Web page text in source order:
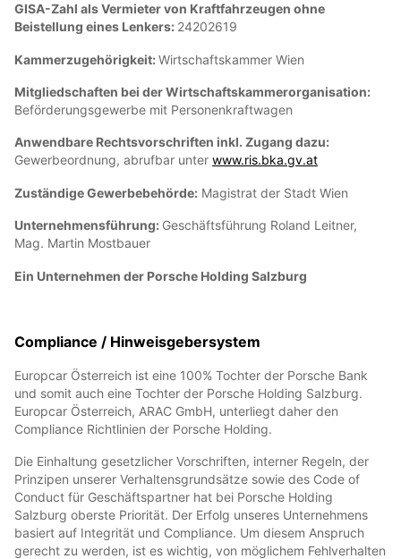
GISA-Zahl als Vermieter von Kraftfahrzeugen ohne
Beistellung eines Lenkers: 24202619
Kammerzugehörigkeit:Wirtschaftskammer Wien
Mitgliedschaften bei der Wirtschaftskammerorganisation:
Beförderungsgewerbe mit Personenkraftwagen
Anwendbare Rechtsvorschriften inkl. Zugang dazu:
Gewerbeordnung, abrufbar unter www.ris.bka.gv.at
Zuständige Gewerbebehörde: Magistrat der Stadt Wien
Unternehmensführung: Geschäftsführung Roland Leitner,
Mag. Martin Mostbauer
Ein Unternehmen der Porsche Holding Salzburg
Compliance / Hinweisgebersystem
Europcar Österreich ist eine 100% Tochter der Porsche Bank
und somit auch eine Tochter der Porsche Holding Salzburg.
Europcar Österreich, ARAC GmbH, unterliegt daher den
Compliance Richtlinien der Porsche Holding.
Die Einhaltung gesetzlicher Vorschriften, interner Regeln, der
Prinzipen unserer Verhaltensgrundsätze sowie des Code of
Conduct für Geschäftspartner hat bei Porsche Holding
Salzburg oberste Priorität. Der Erfolg unseres Unternehmens
basiert auf Integrität und Compliance. Um diesem Anspruch
gerecht zu werden, ist es wichtig, von möglichem Fehlverhalten